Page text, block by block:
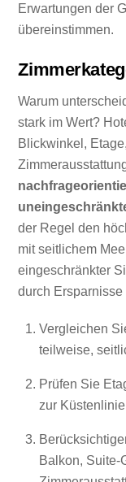
Erwartungen der
übereinstimmen.
Warum
stark im Wert?
Blickwinkel,
der Regel den
mit seitlichem
eingeschränkter
durch
Vergleichen
teilweise,
Prüfen Sie
zur
Balkon, Suite-